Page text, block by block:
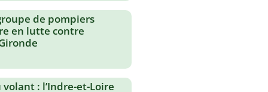
de pompiers
en lutte contre
: l’Indre-et-Loire